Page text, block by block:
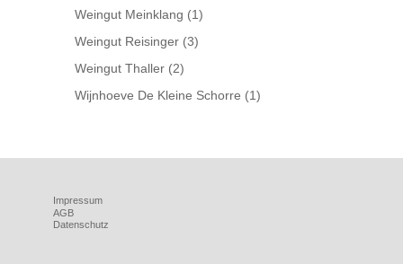
Weingut Meinklang (1)
Weingut Reisinger (3)
Weingut Thaller (2)
Wijnhoeve De Kleine Schorre (1)
Impressum
AGB
Datenschutz